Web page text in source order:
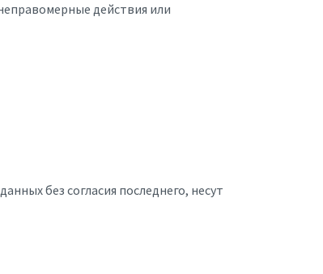
действия или
без согласия последнего, несут